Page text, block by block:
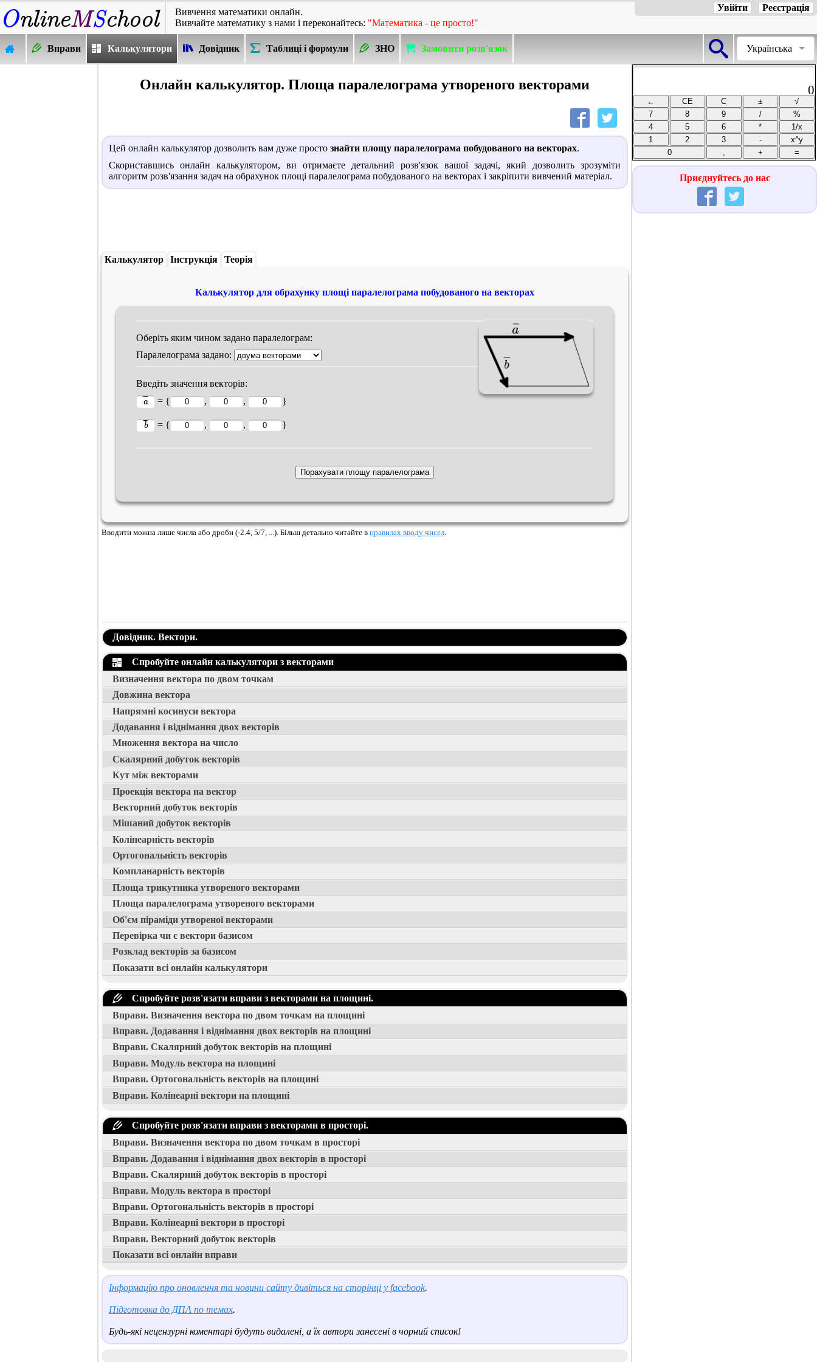
Вивчення математики онлайн.
Вивчайте математику з нами і переконайтесь: "Математика - це просто!"
Реєстрація
Увійти
Українська
Вправи Калькулятори Довідник Таблиці і формули ЗНО Замовити розв'язок
Онлайн калькулятор. Площа паралелограма утвореного векторами
Цей онлайн калькулятор дозволить вам дуже просто знайти площу паралелограма побудованого на векторах.
Скориставшись онлайн калькулятором, ви отримаєте детальний розв'язок вашої задачі, який дозволить зрозуміти
алгоритм розв'язання задач на обрахунок площі паралелограма побудованого на векторах і закріпити вивчений матеріал.
Калькулятор Інструкція Теорія
Калькулятор для обрахунку площі паралелограма побудованого на векторах
Оберіть яким чином задано паралелограм:
Паралелограма задано:
Введіть значення векторів:
= {
, , }
= { , , }
Вводити можна лише числа або дроби (-2.4, 5/7, ...). Більш детально читайте в правилах вводу чисел
Довідник. Вектори.
Спробуйте онлайн калькулятори з векторами
Визначення вектора по двом точкам
Довжина вектора
Напрямні косинуси вектора
Додавання і віднімання двох векторів
Множення вектора на число
Скалярний добуток векторів
Кут між векторами
Проекція вектора на вектор
Векторний добуток векторів
Мішаний добуток векторів
Колінеарність векторів
Ортогональність векторів
Компланарність векторів
Площа трикутника утвореного векторами
Площа паралелограма утвореного векторами
Об'єм піраміди утвореної векторами
Перевірка чи є вектори базисом
Розклад векторів за базисом
Показати всі онлайн калькулятори
Спробуйте розв'язати вправи з векторами на площині.
Вправи. Визначення вектора по двом точкам на площині
Вправи. Додавання і віднімання двох векторів на площині
Вправи. Скалярний добуток векторів на площині
Вправи. Модуль вектора на площині
Вправи. Ортогональність векторів на площині
Вправи. Колінеарні вектори на площині
Спробуйте розв'язати вправи з векторами в просторі.
Вправи. Визначення вектора по двом точкам в просторі
Вправи. Додавання і віднімання двох векторів в просторі
Вправи. Скалярний добуток векторів в просторі
Вправи. Модуль вектора в просторі
Вправи. Ортогональність векторів в просторі
Вправи. Колінеарні вектори в просторі
Вправи. Векторний добуток векторів
Показати всі онлайн вправи
Інформацію про оновлення та новини сайту дивіться на сторінці у facebook.
Підготовка до ДПА по темах.
Будь-які нецензурні коментарі будуть видалені, а їх автори занесені в чорний список!
0
Приєднуйтесь до нас